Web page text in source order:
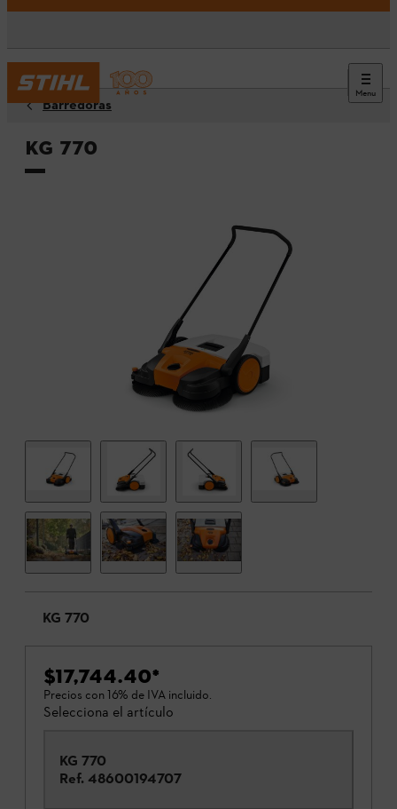
Menu
Barredoras
KG 770
KG 770
$17,744.40*
Precios con 16% de IVA incluido.
Selecciona el artículo
KG 770
Ref. 48600194707